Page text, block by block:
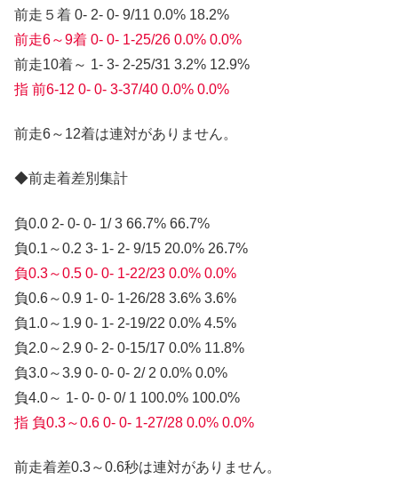
前走５着 0- 2- 0- 9/11 0.0% 18.2%
前走6～9着 0- 0- 1-25/26 0.0% 0.0%
前走10着～ 1- 3- 2-25/31 3.2% 12.9%
指 前6-12 0- 0- 3-37/40 0.0% 0.0%
前走6～12着は連対がありません。
◆前走着差別集計
負0.0 2- 0- 0- 1/ 3 66.7% 66.7%
負0.1～0.2 3- 1- 2- 9/15 20.0% 26.7%
負0.3～0.5 0- 0- 1-22/23 0.0% 0.0%
負0.6～0.9 1- 0- 1-26/28 3.6% 3.6%
負1.0～1.9 0- 1- 2-19/22 0.0% 4.5%
負2.0～2.9 0- 2- 0-15/17 0.0% 11.8%
負3.0～3.9 0- 0- 0- 2/ 2 0.0% 0.0%
負4.0～ 1- 0- 0- 0/ 1 100.0% 100.0%
指 負0.3～0.6 0- 0- 1-27/28 0.0% 0.0%
前走着差0.3～0.6秒は連対がありません。